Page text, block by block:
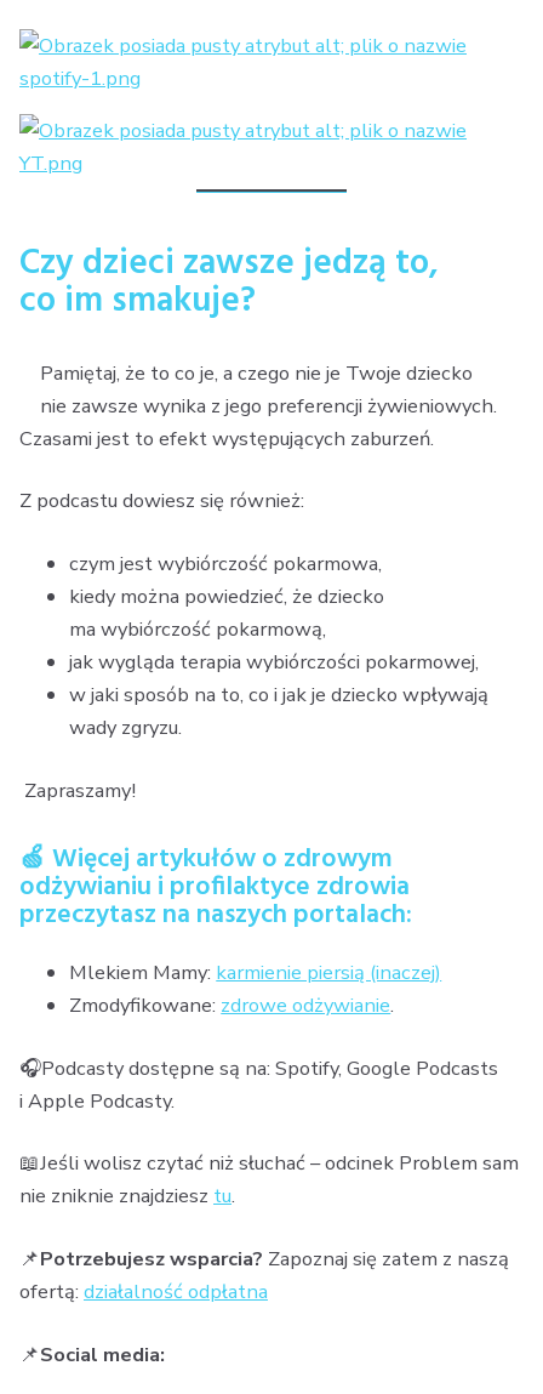
Czy dzieci zawsze jedzą to,
co im smakuje?
Pamiętaj, że to co je, a czego nie je Twoje dziecko
nie zawsze wynika z jego preferencji żywieniowych.
Czasami jest to efekt występujących zaburzeń.
Z podcastu dowiesz się również:
czym jest wybiórczość pokarmowa,
kiedy można powiedzieć, że dziecko
ma wybiórczość pokarmową,
jak wygląda terapia wybiórczości pokarmowej,
w jaki sposób na to, co i jak je dziecko wpływają
wady zgryzu.
Zapraszamy!
🍏 Więcej artykułów o zdrowym
odżywianiu i profilaktyce zdrowia
przeczytasz na naszych portalach:
Mlekiem Mamy: karmienie piersią (inaczej)
Zmodyfikowane: zdrowe odżywianie.
🎧Podcasty dostępne są na: Spotify, Google Podcasts
i Apple Podcasty.
📖Jeśli wolisz czytać niż słuchać – odcinek Problem sam
nie zniknie znajdziesz tu.
📌Potrzebujesz wsparcia? Zapoznaj się zatem z naszą
ofertą: działalność odpłatna
📌Social media: